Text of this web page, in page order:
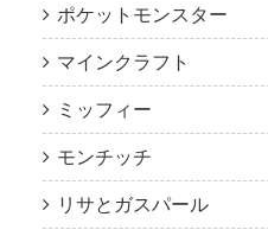
ポケットモンスター
マインクラフト
ミッフィー
モンチッチ
リサとガスパール